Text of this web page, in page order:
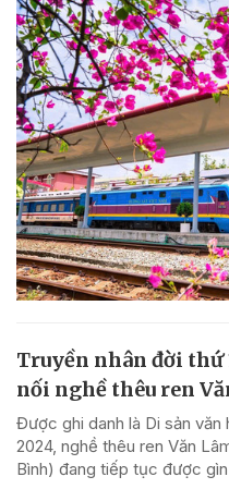
Truyền nhân đời
nối nghề thêu ren
Được ghi danh là Di sản
2024, nghề thêu ren Văn
Bình) đang tiếp tục được